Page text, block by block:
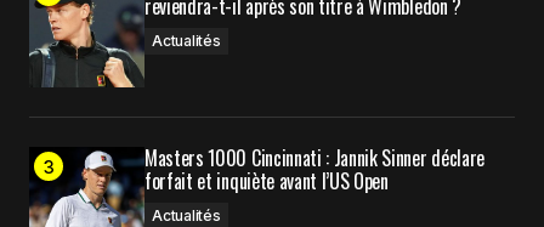
mail.
Submit Comment
reviendra-t-il après son titre à Wimbledon ?
Actualités
Masters 1000 Cincinnati : Jannik Sinner déclare
forfait et inquiète avant l’US Open
Actualités